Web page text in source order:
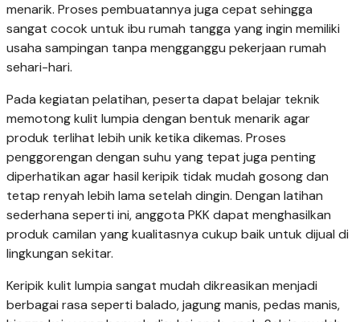
menarik. Proses pembuatannya juga cepat sehingga
sangat cocok untuk ibu rumah tangga yang ingin memiliki
usaha sampingan tanpa mengganggu pekerjaan rumah
sehari-hari.
Pada kegiatan pelatihan, peserta dapat belajar teknik
memotong kulit lumpia dengan bentuk menarik agar
produk terlihat lebih unik ketika dikemas. Proses
penggorengan dengan suhu yang tepat juga penting
diperhatikan agar hasil keripik tidak mudah gosong dan
tetap renyah lebih lama setelah dingin. Dengan latihan
sederhana seperti ini, anggota PKK dapat menghasilkan
produk camilan yang kualitasnya cukup baik untuk dijual di
lingkungan sekitar.
Keripik kulit lumpia sangat mudah dikreasikan menjadi
berbagai rasa seperti balado, jagung manis, pedas manis,